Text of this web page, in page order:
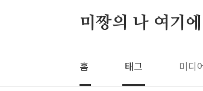
미짱의 나 여기
홈 태그 미디